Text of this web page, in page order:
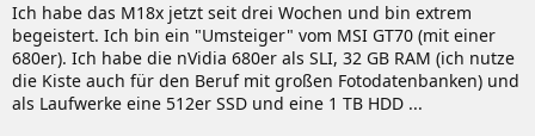
Ich habe das M18x jetzt seit drei Wochen und bin extrem
begeistert. Ich bin ein "Umsteiger" vom MSI GT70 (mit einer
680er). Ich habe die nVidia 680er als SLI, 32 GB RAM (ich nutze
die Kiste auch für den Beruf mit großen Fotodatenbanken) und
als Laufwerke eine 512er SSD und eine 1 TB HDD ...